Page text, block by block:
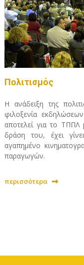
Πολιτισμός
Η ανάδειξη της
φιλοξενία
αποτελεί για το ΤΠΠΛ
δράση του, έχει
αγαπημένο
παραγωγών.
περισσότερα